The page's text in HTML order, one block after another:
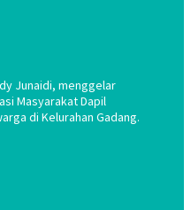
Junaidi, menggelar
Masyarakat Dapil
di Kelurahan Gadang.